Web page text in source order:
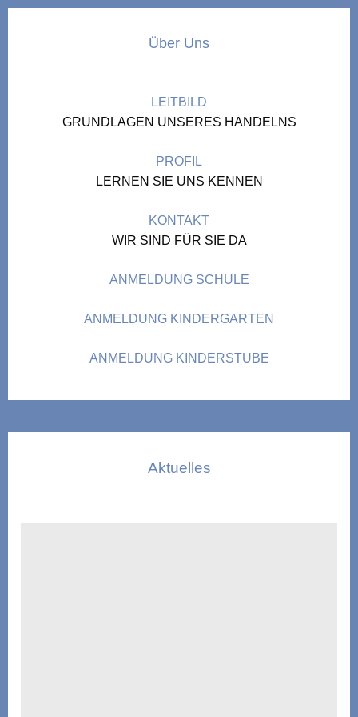
Über Uns
LEITBILD
GRUNDLAGEN UNSERES HANDELNS
PROFIL
LERNEN SIE UNS KENNEN
KONTAKT
WIR SIND FÜR SIE DA
ANMELDUNG SCHULE
ANMELDUNG KINDERGARTEN
ANMELDUNG KINDERSTUBE
Aktuelles